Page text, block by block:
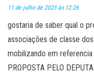
11 de julho de 2023 às 12:26
gostaria de saber qual o
associações de classe
mobilizando em referencia
PROPOSTA PELO